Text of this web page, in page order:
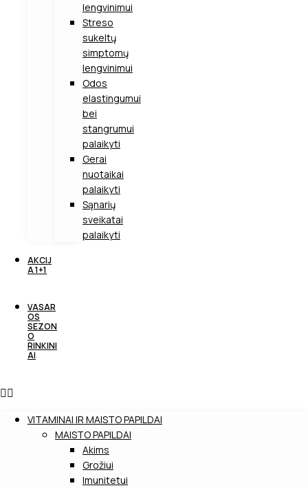
lengvinimui
Streso
sukeltų
simptomų
lengvinimui
Odos
elastingumui
bei
stangrumui
palaikyti
Gerai
nuotaikai
palaikyti
Sąnarių
sveikatai
palaikyti
AKCIJ
A 1+1
VASAR
OS
SEZON
O
RINKINI
AI
VITAMINAI IR MAISTO PAPILDAI
MAISTO PAPILDAI
Akims
Grožiui
Imunitetui